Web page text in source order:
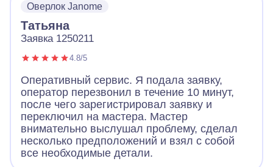
Оверлок Janome
Татьяна
Заявка 1250211
4.8/5
Оперативный сервис. Я подала заявку,
оператор перезвонил в течение 10 минут,
после чего зарегистрировал заявку и
переключил на мастера. Мастер
внимательно выслушал проблему, сделал
несколько предположений и взял с собой
все необходимые детали.